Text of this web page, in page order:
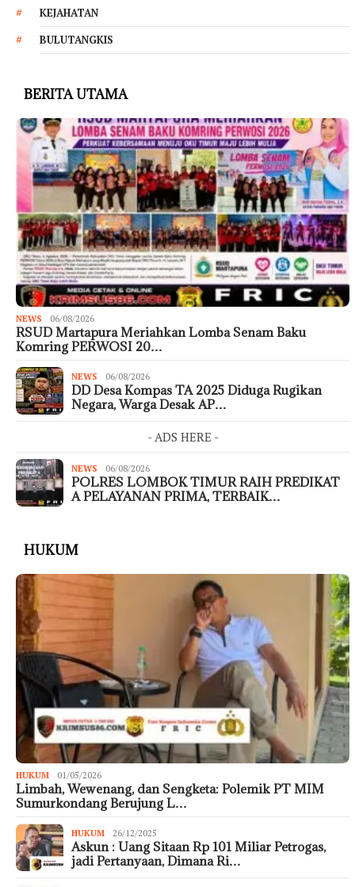
KEJAHATAN
BULUTANGKIS
BERITA UTAMA
NEWS 06/08/2026
RSUD Martapura Meriahkan Lomba Senam Baku
Komring PERWOSI 20…
NEWS 06/08/2026
DD Desa Kompas TA 2025 Diduga Rugikan
Negara, Warga Desak AP…
- ADS HERE -
NEWS 06/08/2026
POLRES LOMBOK TIMUR RAIH PREDIKAT
A PELAYANAN PRIMA, TERBAIK…
HUKUM
HUKUM 01/05/2026
Limbah, Wewenang, dan Sengketa: Polemik PT MIM
Sumurkondang Berujung L…
HUKUM 26/12/2025
Askun : Uang Sitaan Rp 101 Miliar Petrogas,
jadi Pertanyaan, Dimana Ri…